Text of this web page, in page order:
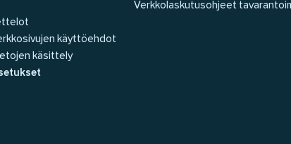
käyttöehdot
käsittely
Verkkolaskutusohjeet